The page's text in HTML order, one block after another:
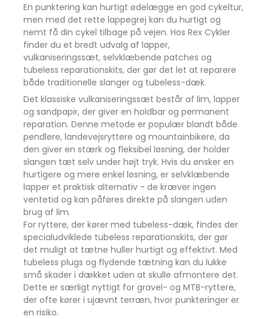
En punktering kan hurtigt ødelægge en god cykeltur,
men med det rette lappegrej kan du hurtigt og
nemt få din cykel tilbage på vejen. Hos Rex Cykler
finder du et bredt udvalg af lapper,
vulkaniseringssæt, selvklæbende patches og
tubeless reparationskits, der gør det let at reparere
både traditionelle slanger og tubeless-dæk.
Det klassiske vulkaniseringssæt består af lim, lapper
og sandpapir, der giver en holdbar og permanent
reparation. Denne metode er populær blandt både
pendlere, landevejsryttere og mountainbikere, da
den giver en stærk og fleksibel løsning, der holder
slangen tæt selv under højt tryk. Hvis du ønsker en
hurtigere og mere enkel løsning, er selvklæbende
lapper et praktisk alternativ - de kræver ingen
ventetid og kan påføres direkte på slangen uden
brug af lim.
For ryttere, der kører med tubeless-dæk, findes der
specialudviklede tubeless reparationskits, der gør
det muligt at tætne huller hurtigt og effektivt. Med
tubeless plugs og flydende tætning kan du lukke
små skader i dækket uden at skulle afmontere det.
Dette er særligt nyttigt for gravel- og MTB-ryttere,
der ofte kører i ujævnt terræn, hvor punkteringer er
en risiko.